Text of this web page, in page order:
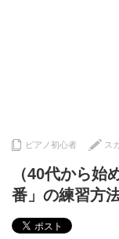
ピアノ初心者 ス
（40代から始
番」の練習方